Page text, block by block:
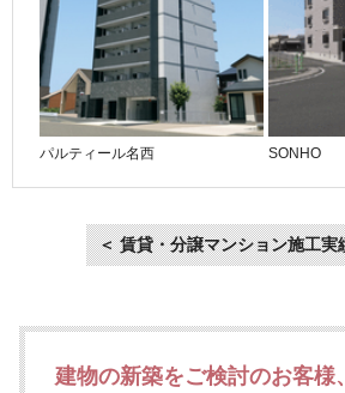
パルティール名西 SONHO
＜ 賃貸・分譲マンション施工実
建物の新築をご検討のお客様